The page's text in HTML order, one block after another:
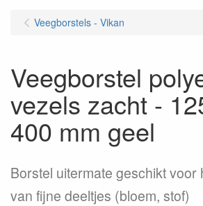
Veegborstels - Vikan
Veegborstel
vezels zacht -
400 mm geel
Borstel uitermate geschikt
van fijne deeltjes (bloem, stof)